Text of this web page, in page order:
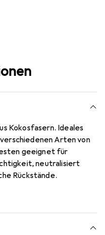
Kokosfasern. Ideales
Arten von
geeignet für
neutralisiert
Rückstände.